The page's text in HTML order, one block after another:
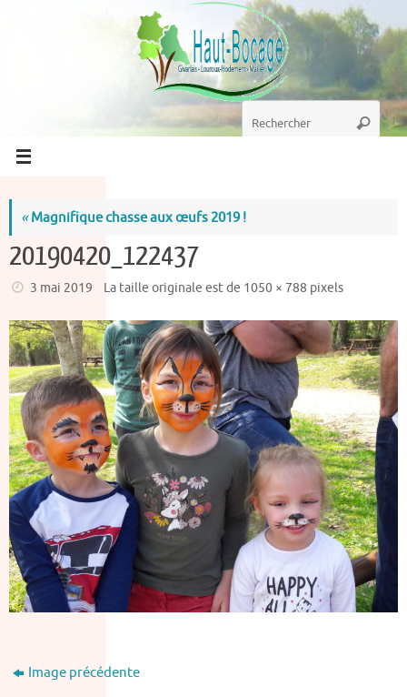
Recherche
pour
«Magnifique chasse aux œufs 2019 !
20190420_122437
3 mai 2019 La taille originale est de 1050 × 788 pixels
Image précédente